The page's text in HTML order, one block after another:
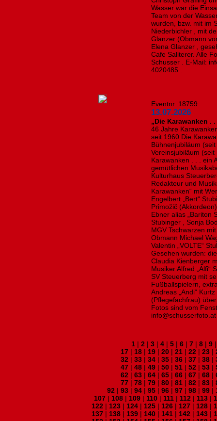
Wasser war die
Team von der
wurden, bzw. mit im
Niederbichler , mit
Glanzer (Obmann
Elena Glanzer ,
Cafe Saliterer. Alle
Schusser . E-Mail:
4020485 .
Eventnr. 18759
13.07.2026
„Die Karawanken .
46 Jahre
seit 1960 Die
Bühnenjubiläum
Vereinsjubiläum
Karawanken . . . ein
gemütlichen
Kulturhaus
Redakteur und
Karawanken“ mit
Engelbert „Bert“
Primožič
Ebner alias „Bariton
Stubinger , Sonja
MGV Tschwarzen
Obmann Michael
Valentin „VOLTE“
Gesehen wurden:
Claudia Kienberger
Musiker Alfred „Alfi“
SV Steuerberg mit
Fußballspielern,
Andreas „Andi“
(Pflegefachfrau)
Fotos sind vom
1 |2 |3 |4 |5 |6 |7 |8 |9
17 | 18 | 19 | 20 | 21 | 22 | 23 |
32 | 33 | 34 | 35 | 36 | 37 | 38 |
47 | 48 | 49 | 50 | 51 | 52 | 53 |
62 | 63 | 64 | 65 | 66 | 67 | 68 |
77 | 78 | 79 | 80 | 81 | 82 | 83 |
92 | 93 | 94 | 95 | 96 | 97 | 98 | 99 |
107 | 108 | 109 | 110 | 111 | 112 | 113 |
122 | 123 | 124 | 125 | 126 | 127 | 128 |
137 | 138 | 139 | 140 | 141 | 142 | 143 |